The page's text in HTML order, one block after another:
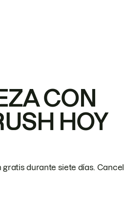
CON
HOY
gratis durante siete días.